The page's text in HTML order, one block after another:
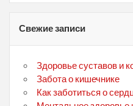
Свежие записи
Здоровье суставов и
Забота о кишечнике
Как заботиться о